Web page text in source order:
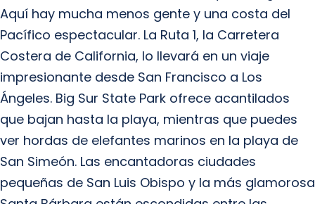
Aquí hay mucha menos gente y una costa del
Pacífico espectacular. La Ruta 1, la Carretera
Costera de California, lo llevará en un viaje
impresionante desde San Francisco a Los
Ángeles. Big Sur State Park ofrece acantilados
que bajan hasta la playa, mientras que puedes
ver hordas de elefantes marinos en la playa de
San Simeón. Las encantadoras ciudades
pequeñas de San Luis Obispo y la más glamorosa